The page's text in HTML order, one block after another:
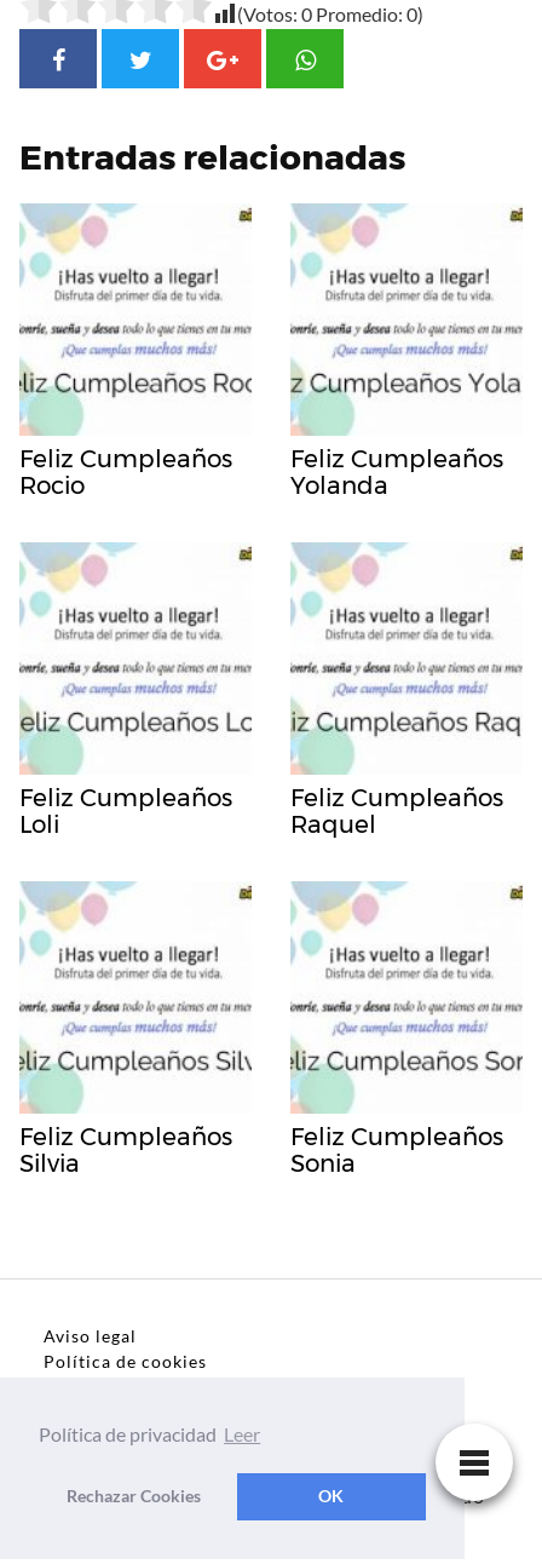
(Votos: 0 Promedio: 0)
Entradas relacionadas
Feliz Cumpleaños
Rocio
Feliz Cumpleaños
Yolanda
Feliz Cumpleaños
Loli
Feliz Cumpleaños
Raquel
Feliz Cumpleaños
Silvia
Feliz Cumpleaños
Sonia
Aviso legal
Política de cookies
Dedicatorias, frases, textos para todo el mundo
Política de privacidad Leer
Rechazar Cookies OK